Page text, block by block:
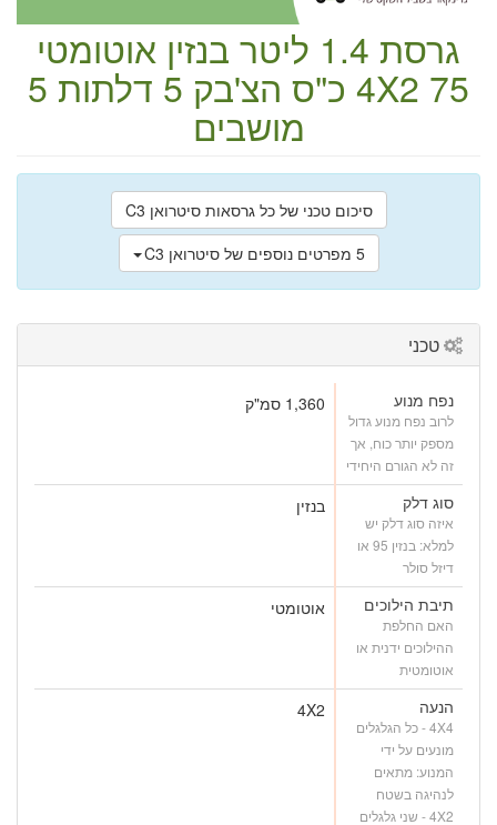
גרסת 1.4 ליטר בנזין אוטומטי
4X2 75 כ"ס הצ'בק 5
מושבים
סיכום טכני של כל גרסאות סיטרואן C3
5 מפרטים נוספים של סיטרואן C3
טכני
נפח מנוע
לרוב נפח מנוע גדול
מספק יותר כוח, אך
זה לא הגורם היחידי
1,360 סמ"ק
סוג דלק
איזה סוג דלק יש
למלא: בנזין 95 או
דיזל סולר
בנזין
תיבת הילוכים
האם החלפת
ההילוכים ידנית או
אוטומטית
אוטומטי
הנעה
4X4 - כל הגלגלים
מונעים על ידי
המנוע: מתאים
לנהיגה בשטח
4X2 - שני גלגלים
4X2